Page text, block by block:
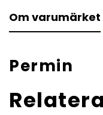
Om varumärket
Permin